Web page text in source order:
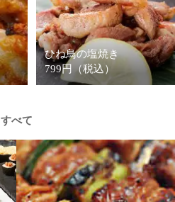
ひね鳥の塩焼き
799円（税込）
すべて